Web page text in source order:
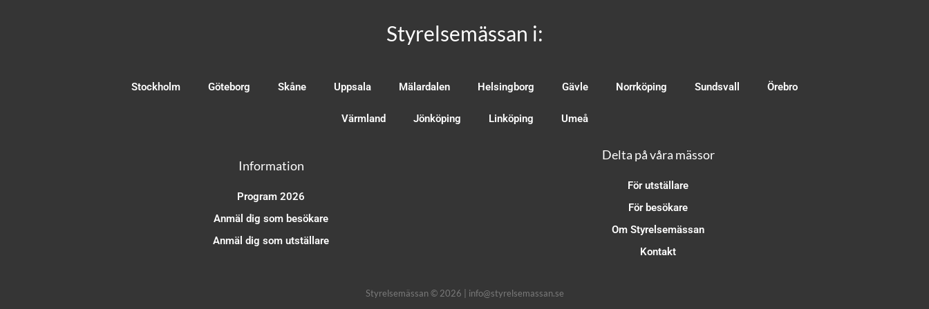
Styrelsemässan i:
Stockholm Göteborg Skåne Uppsala Mälardalen Helsingborg Gävle Norrköping Sundsvall Örebro
Värmland Jönköping Linköping Umeå
Information
Program 2026
Anmäl dig som besökare
Anmäl dig som utställare
Delta på våra mässor
För utställare
För besökare
Om Styrelsemässan
Kontakt
Styrelsemässan © 2026 | info@styrelsemassan.se